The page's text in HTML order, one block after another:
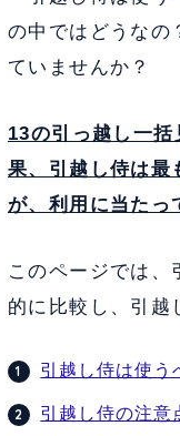
の中ではどうなの
ていませんか？
13の引っ越し一
果、引越し侍は最
が、利用に当たっ
このページでは
的に比較し、引越
引越し侍は使う
引越し侍の注意